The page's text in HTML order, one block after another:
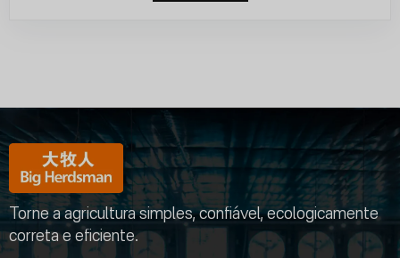
Torne a agricultura simples, confiável, ecologicamente
correta e eficiente.